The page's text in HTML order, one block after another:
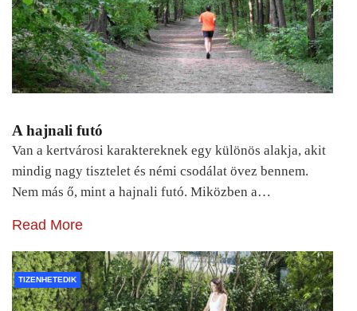
A hajnali futó
Van a kertvárosi karaktereknek egy különös alakja, akit
mindig nagy tisztelet és némi csodálat övez bennem.
Nem más ő, mint a hajnali futó. Miközben a…
Read More
TIZENHETEDIK